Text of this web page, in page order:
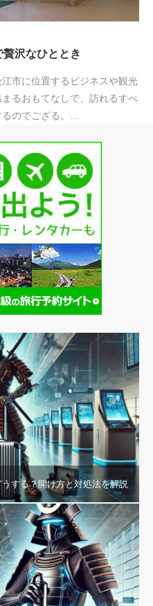
沢なひととき
市に位置するビジネスや観光
るおもてなしで、訪れるすべ
のでござる。…
する？開け方と対処法を解説